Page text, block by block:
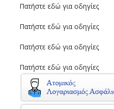
Πατήστε εδώ για οδηγίες
Πατήστε εδώ για οδηγίες
Πατήστε εδώ για οδηγίες
Πατήστε εδώ για οδηγίες